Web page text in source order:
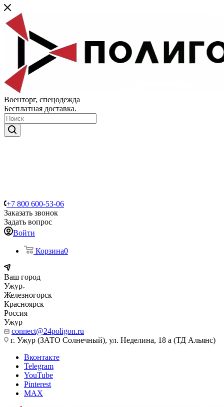
Военторг, спецодежда
Бесплатная доставка.
+7 800 600-53-06
Заказать звонок
Задать вопрос
Войти
Корзина0
Ваш город
Ужур
Железногорск
Красноярск
Россия
Ужур
connect@24poligon.ru
г. Ужур (ЗАТО Солнечный), ул. Неделина, 18 а (ТД Альянс)
Вконтакте
Telegram
YouTube
Pinterest
MAX